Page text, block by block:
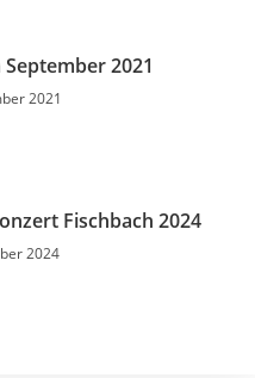
2021
2021
Fischbach 2024
2024